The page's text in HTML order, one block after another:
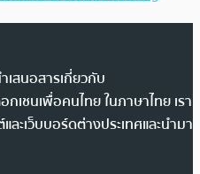
สนอสารเกี่ยวกับ
เชนเพื่อคนไทย ในภาษาไทย เรา
ะเว็บบอร์ดต่างประเทศและนำมา